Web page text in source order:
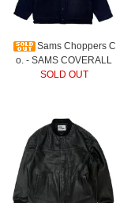
Sams Choppers C
o. - SAMS COVERALL
SOLD OUT